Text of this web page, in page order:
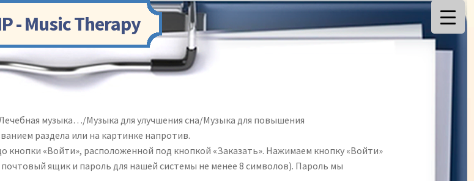
Перейти
к
Перейти
к
содержимому
- Music Therapy
музыка…/Музыка для улучшения сна/Музыка для повышения
раздела или на картинке напротив.
«Войти», расположенной под кнопкой «Заказать». Нажимаем кнопку «Войти»
ящик и пароль для нашей системы не менее 8 символов). Пароль мы